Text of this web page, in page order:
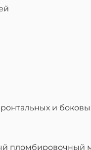
и
пломбировочный